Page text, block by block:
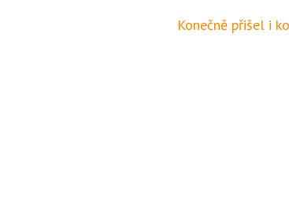
Konečně přišel i